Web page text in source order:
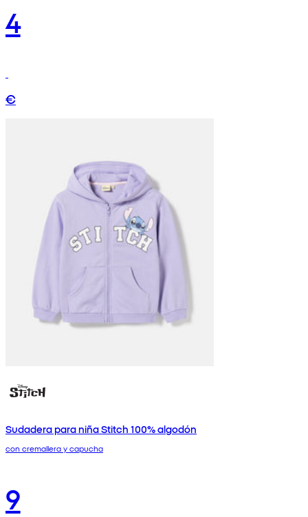
4
€
Sudadera para niña Stitch 100% algodón
con cremallera y capucha
9